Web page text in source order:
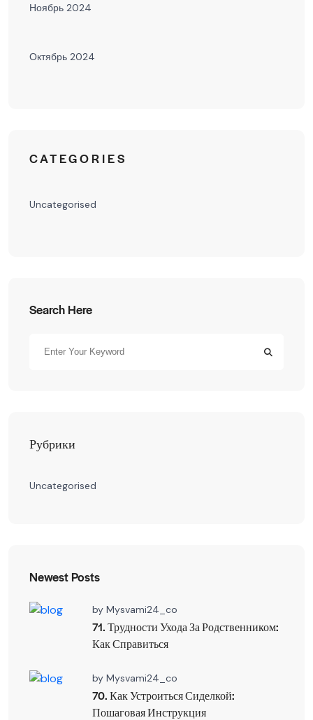
Ноябрь 2024
Октябрь 2024
CATEGORIES
Uncategorised
Search Here
Рубрики
Uncategorised
Newest Posts
by Mysvami24_co
71. Трудности Ухода За Родственником:
Как Справиться
by Mysvami24_co
70. Как Устроиться Сиделкой:
Пошаговая Инструкция